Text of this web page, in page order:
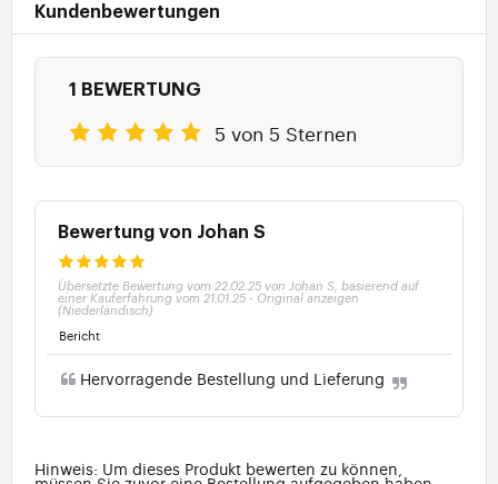
Kundenbewertungen
1 BEWERTUNG
5 von 5 Sternen
Bewertung von Johan S
Übersetzte Bewertung vom 22.02.25 von Johan S, basierend auf
einer Kauferfahrung vom 21.01.25 - Original anzeigen
(Niederländisch)
Bericht
Hervorragende Bestellung und Lieferung
Hinweis: Um dieses Produkt bewerten zu können,